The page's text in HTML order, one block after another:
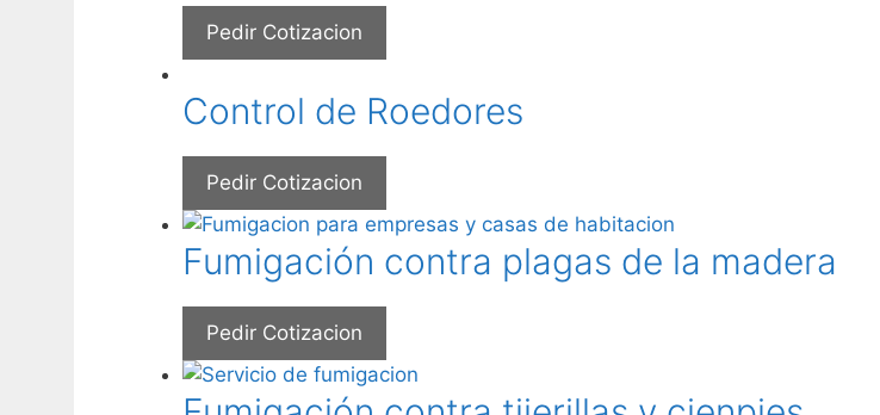
Pedir Cotizacion
Control de Roedores
Pedir Cotizacion
Fumigación contra plagas de la madera
Pedir Cotizacion